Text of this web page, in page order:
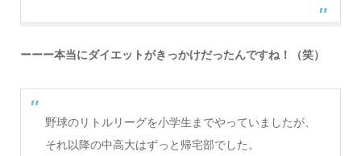
ーーー本当にダイエットがきっかけだったんですね！（笑）
野球のリトルリーグを小学生までやっていましたが、
それ以降の中高大はずっと帰宅部でした。